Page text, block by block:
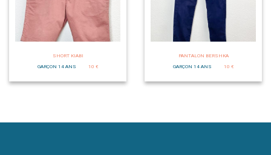
SHORT KIABI
GARÇON 14 ANS
10 €
PANTALON BERSHKA
GARÇON 14 ANS
10 €